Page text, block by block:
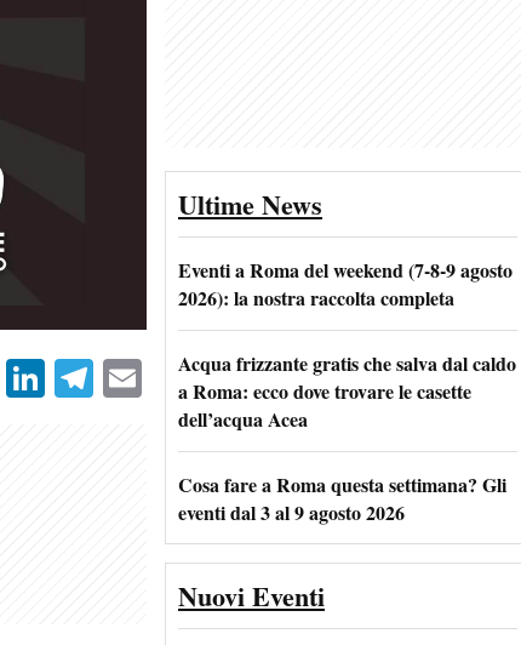
X LinkedIn
Telegram
Email
Ultime News
Eventi a Roma del weekend (7-8-9 agosto
2026): la nostra raccolta completa
Acqua frizzante gratis che salva dal caldo
a Roma: ecco dove trovare le casette
dell’acqua Acea
Cosa fare a Roma questa settimana? Gli
eventi dal 3 al 9 agosto 2026
Nuovi Eventi